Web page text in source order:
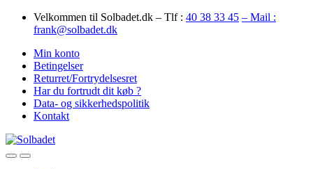
Skip
Skip
Velkommen til Solbadet.dk – Tlf : 40 38 33 45 – Mail :
frank@solbadet.dk
Min konto
Betingelser
Returret/Fortrydelsesret
Har du fortrudt dit køb ?
Data- og sikkerhedspolitik
Kontakt
OpenClose